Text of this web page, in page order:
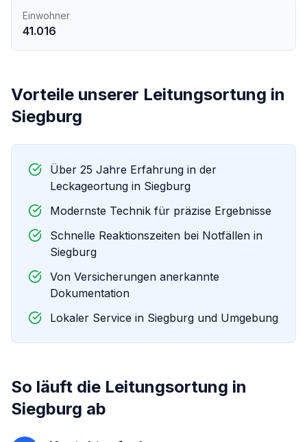
Einwohner
41.016
Vorteile unserer Leitungsortung in
Siegburg
Über 25 Jahre Erfahrung in der
Leckageortung in Siegburg
Modernste Technik für präzise Ergebnisse
Schnelle Reaktionszeiten bei Notfällen in
Siegburg
Von Versicherungen anerkannte
Dokumentation
Lokaler Service in Siegburg und Umgebung
So läuft die Leitungsortung in
Siegburg ab